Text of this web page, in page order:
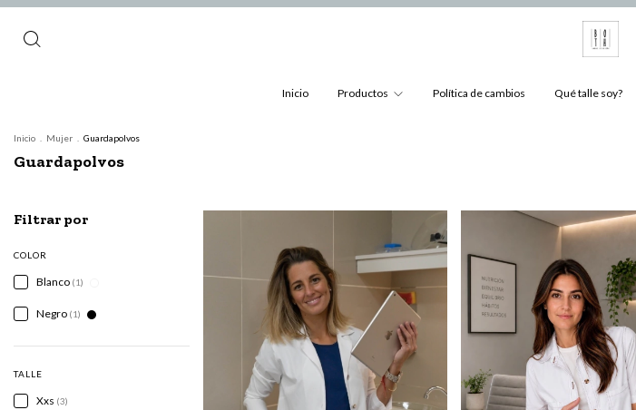
Inicio Productos Política de cambios Qué talle soy?
Inicio Mujer Guardapolvos
Guardapolvos
Filtrar por
COLOR
Blanco (1)
Negro (1)
TALLE
Xxs (3)